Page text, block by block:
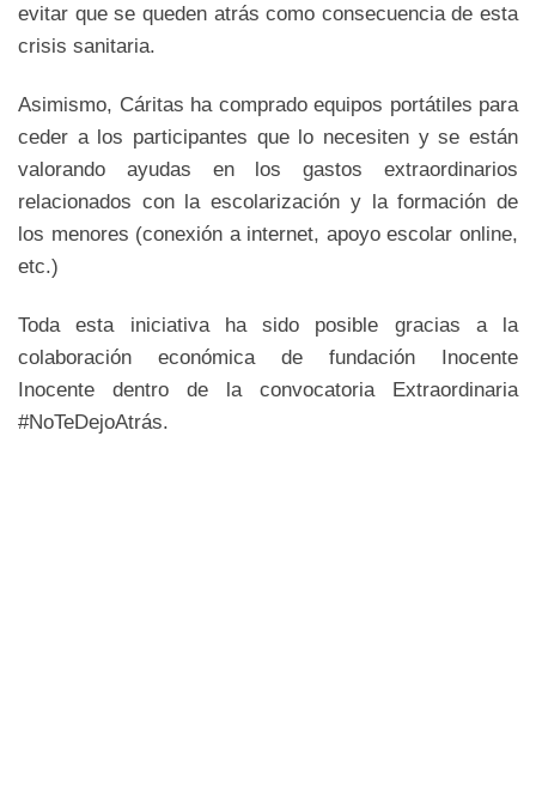
evitar que se queden atrás como consecuencia de esta
crisis sanitaria.
Asimismo, Cáritas ha comprado equipos portátiles para
ceder a los participantes que lo necesiten y se están
valorando ayudas en los gastos extraordinarios
relacionados con la escolarización y la formación de
los menores (conexión a internet, apoyo escolar online,
etc.)
Toda esta iniciativa ha sido posible gracias a la
colaboración económica de fundación Inocente
Inocente dentro de la convocatoria Extraordinaria
#NoTeDejoAtrás.